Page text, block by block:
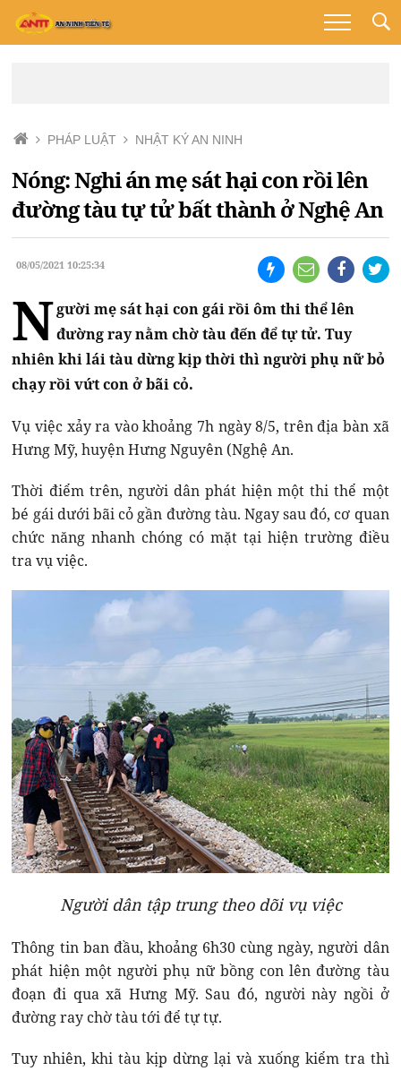
PHÁP LUẬT NHẬT KÝ AN NINH
Nóng: Nghi án mẹ sát hại con rồi lên
đường tàu tự tử bất thành ở Nghệ An
08/05/2021 10:25:34
Người mẹ sát hại con gái rồi ôm thi thể lên
đường ray nằm chờ tàu đến để tự tử. Tuy
nhiên khi lái tàu dừng kịp thời thì người phụ nữ bỏ
chạy rồi vứt con ở bãi cỏ.
Vụ việc xảy ra vào khoảng 7h ngày 8/5, trên địa bàn xã
Hưng Mỹ, huyện Hưng Nguyên (Nghệ An.
Thời điểm trên, người dân phát hiện một thi thể một
bé gái dưới bãi cỏ gần đường tàu. Ngay sau đó, cơ quan
chức năng nhanh chóng có mặt tại hiện trường điều
tra vụ việc.
Người dân tập trung theo dõi vụ việc
Thông tin ban đầu, khoảng 6h30 cùng ngày, người dân
phát hiện một người phụ nữ bồng con lên đường tàu
đoạn đi qua xã Hưng Mỹ. Sau đó, người này ngồi ở
đường ray chờ tàu tới để tự tự.
Tuy nhiên, khi tàu kịp dừng lại và xuống kiểm tra thì